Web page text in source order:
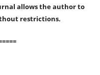
allows the author to
restrictions.